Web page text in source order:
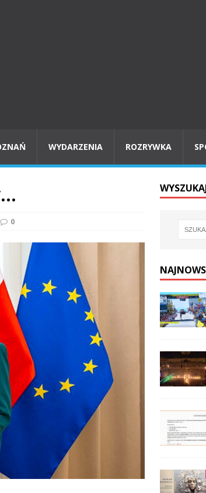
WYDARZENIA ROZRYWKA
0